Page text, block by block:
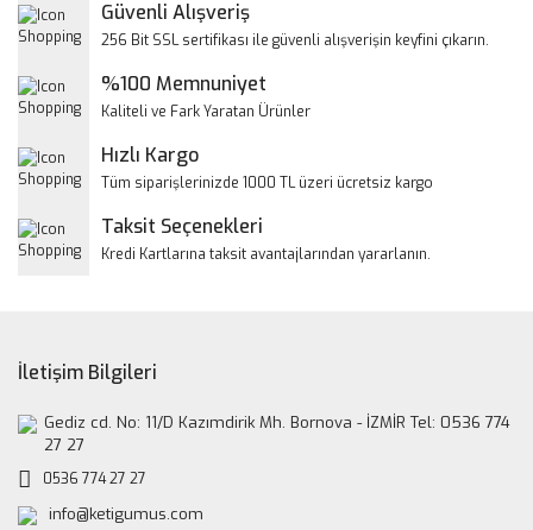
Yorum Yaz
Ürün resmi kalitesiz, bozuk veya görüntülenemiyor.
Ürün bilgilerinde hatalar bulunuyor.
Bu ürüne benzer farklı alternatifler olmalı.
Güvenli Alışveriş
256 Bit SSL sertifikası ile güvenli alışverişin keyfini çıkarın.
%100 Memnuniyet
Kaliteli ve Fark Yaratan Ürünler
Hızlı Kargo
Tüm siparişlerinizde 1000 TL üzeri ücretsiz kargo
Taksit Seçenekleri
Kredi Kartlarına taksit avantajlarından yararlanın.
İletişim Bilgileri
Gediz cd. No: 11/D Kazımdirik Mh. Bornova - İZMİR Tel: 0536 774
27 27
0536 774 27 27
info@ketigumus.com